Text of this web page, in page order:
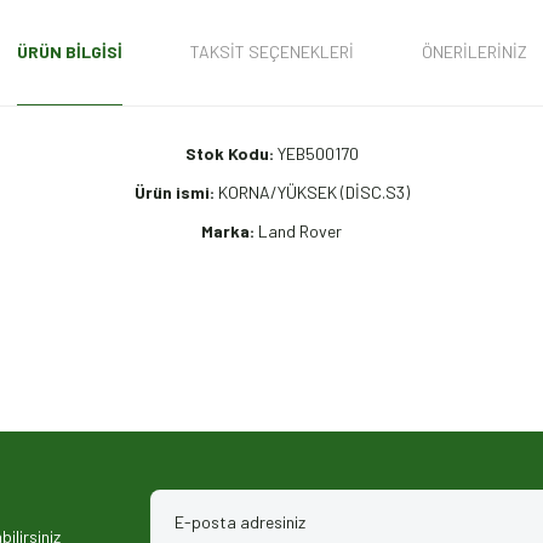
ÜRÜN BILGISI TAKSIT SEÇENEKLERI ÖNERILERINIZ
Stok Kodu: YEB500170
Ürün ismi: KORNA/YÜKSEK (DİSC.S3)
Marka: Land Rover